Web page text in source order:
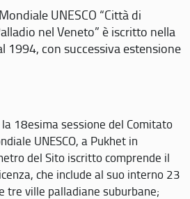
UNESCO “Città di
nel Veneto” è iscritto nella
1994, con successiva estensione
18esima sessione del Comitato
UNESCO, a Pukhet in
del Sito iscritto comprende il
che include al suo interno 23
tre ville palladiane suburbane;